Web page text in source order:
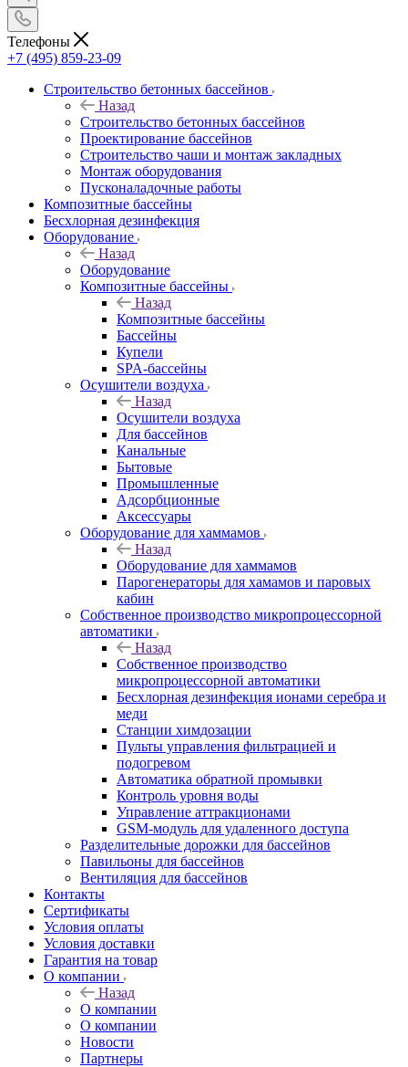
Телефоны
+7 (495) 859-23-09
Строительство бетонных бассейнов
Назад
Строительство бетонных бассейнов
Проектирование бассейнов
Строительство чаши и монтаж закладных
Монтаж оборудования
Пусконаладочные работы
Композитные бассейны
Бесхлорная дезинфекция
Оборудование
Назад
Оборудование
Композитные бассейны
Назад
Композитные бассейны
Бассейны
Купели
SPA-бассейны
Осушители воздуха
Назад
Осушители воздуха
Для бассейнов
Канальные
Бытовые
Промышленные
Адсорбционные
Аксессуары
Оборудование для хаммамов
Назад
Оборудование для хаммамов
Парогенераторы для хамамов и паровых
кабин
Собственное производство микропроцессорной
автоматики
Назад
Собственное производство
микропроцессорной автоматики
Беcхлорная дезинфекция ионами серебра и
меди
Станции химдозации
Пульты управления фильтрацией и
подогревом
Автоматика обратной промывки
Контроль уровня воды
Управление аттракционами
GSM-модуль для удаленного доступа
Разделительные дорожки для бассейнов
Павильоны для бассейнов
Вентиляция для бассейнов
Контакты
Сертификаты
Условия оплаты
Условия доставки
Гарантия на товар
О компании
Назад
О компании
О компании
Новости
Партнеры